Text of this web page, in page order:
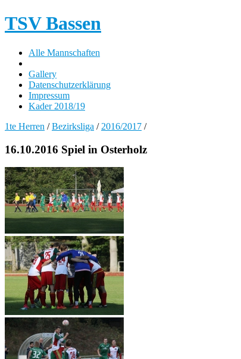
TSV Bassen
Alle Mannschaften
Gallery
Datenschutzerklärung
Impressum
Kader 2018/19
1te Herren /Bezirksliga / 2016/2017 /
16.10.2016 Spiel in Osterholz